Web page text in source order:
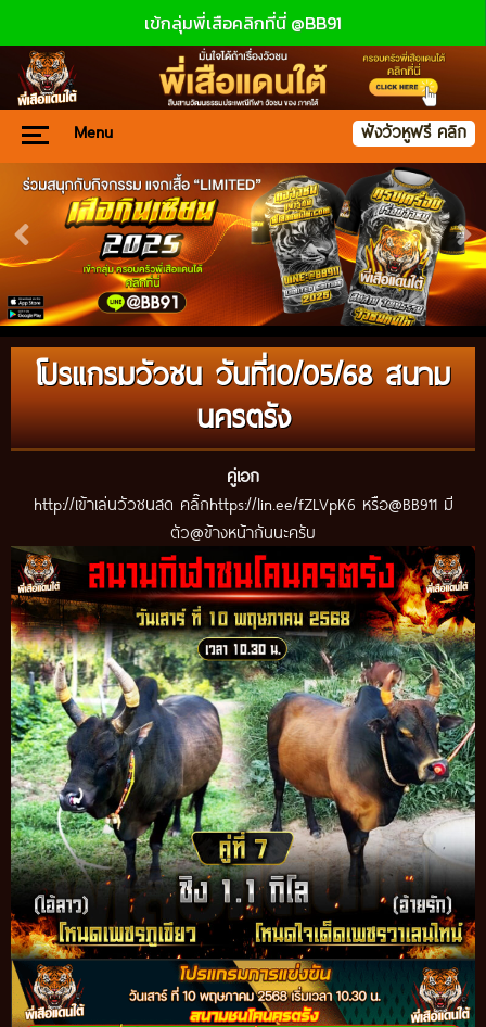
เข้กลุ่มพี่เสือคลิกที่นี่ @BB91
Menu ฟังวัวหูฟรี คลิก
โปรแกรมวัวชน วันที่10/05/68 สนาม
นครตรัง
คู่เอก
http://เข้าเล่นวัวชนสด คลิ๊กhttps://lin.ee/fZLVpK6 หรือ@BB911 มี
ตัว@ข้างหน้ากันนะครับ